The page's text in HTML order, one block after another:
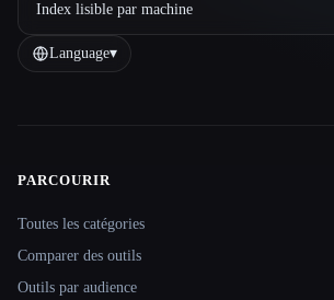
Index lisible par machine
Language▾
Site navigation
PARCOURIR
Toutes les catégories
Comparer des outils
Outils par audience